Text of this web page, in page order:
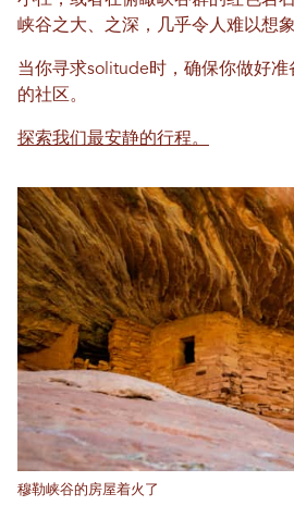
峡谷之大、之深，几乎令人难以想
当你寻求solitude时，确保你做好
的社区。
探索我们最安静的行程。
穆勒峡谷的房屋着火了